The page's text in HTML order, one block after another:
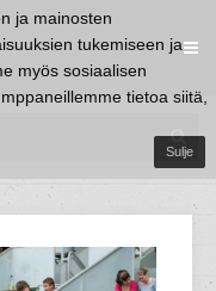
ja mainosten
tukemiseen ja
myös sosiaalisen
tietoa siitä,
Sulje